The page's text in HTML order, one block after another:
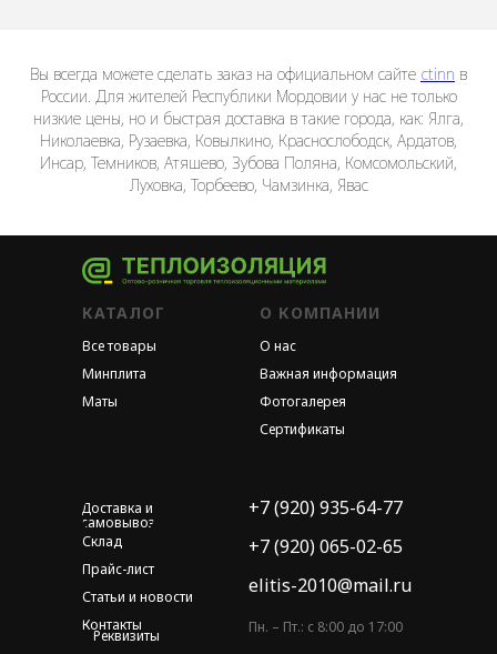
Вы всегда можете сделать заказ на официальном сайте ctinn в
России. Для жителей Республики Мордовии у нас не только
низкие цены, но и быстрая доставка в такие города, как: Ялга,
Николаевка, Рузаевка, Ковылкино, Краснослободск, Ардатов,
Инсар, Темников, Атяшево, Зубова Поляна, Комсомольский,
Луховка, Торбеево, Чамзинка, Явас
КАТАЛОГ
Все товары
Минплита
Маты
О КОМПАНИИ
О нас
Важная информация
Фотогалерея
Сертификаты
Доставка и
самовывоз
Склад
Прайс-лист
Статьи и новости
Контакты
Реквизиты
+7 (920) 935-64-77
+7 (920) 065-02-65
Пн. – Пт.: с 8:00 до 17:00
elitis-2010@mail.ru